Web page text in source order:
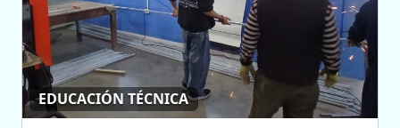
EDUCACIÓN TÉCNICA